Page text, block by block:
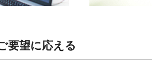
要望に応える